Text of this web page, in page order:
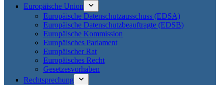
Europäische Union
Europäische Datenschutzausschuss (EDSA)
Europäische Datenschutzbeauftragte (EDSB)
Europäische Kommission
Europäisches Parlament
Europäischer Rat
Europäisches Recht
Gesetzesvorhaben
Rechtsprechung